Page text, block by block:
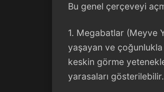
Bu genel çerçeveyi
1. Megabatlar (Meyve
yaşayan ve
keskin görme
yarasaları gösterilebilir.